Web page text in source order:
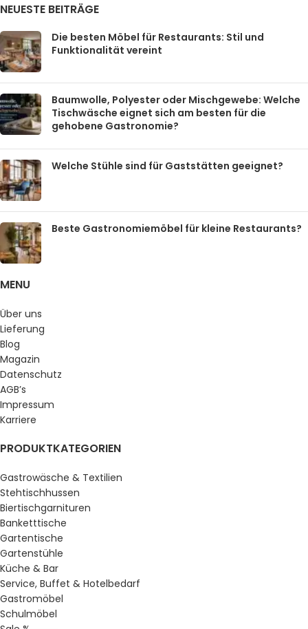
NEUESTE BEITRÄGE
Die besten Möbel für Restaurants: Stil und
Funktionalität vereint
Baumwolle, Polyester oder Mischgewebe: Welche
Tischwäsche eignet sich am besten für die
gehobene Gastronomie?
Welche Stühle sind für Gaststätten geeignet?
Beste Gastronomiemöbel für kleine Restaurants?
MENU
Über uns
Lieferung
Blog
Magazin
Datenschutz
AGB’s
Impressum
Karriere
PRODUKTKATEGORIEN
Gastrowäsche & Textilien
Stehtischhussen
Biertischgarnituren
Banketttische
Gartentische
Gartenstühle
Küche & Bar
Service, Buffet & Hotelbedarf
Gastromöbel
Schulmöbel